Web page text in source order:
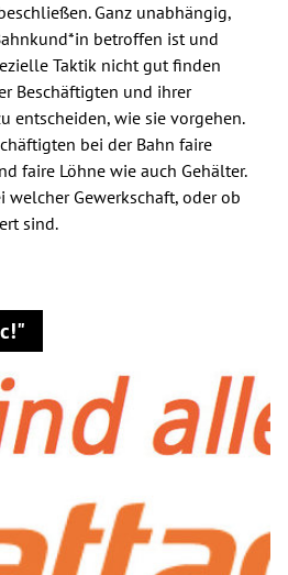
Ganz unabhängig,
betroffen ist und
Taktik nicht gut finden
Beschäftigten und ihrer
entscheiden, wie sie vorgehen.
bei der Bahn faire
faire Löhne wie auch Gehälter.
welcher Gewerkschaft, oder ob
sind.